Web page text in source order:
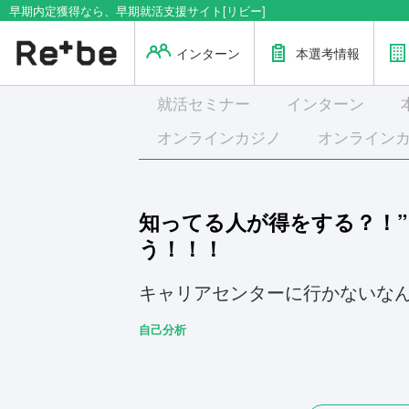
早期内定獲得なら、早期就活支援サイト[リビー]
インターン 本選考情報
就活セミナー インターン
オンラインカジノ
オンライン
知ってる人が得をする？！
う！！！
キャリアセンターに行かないな
自己分析